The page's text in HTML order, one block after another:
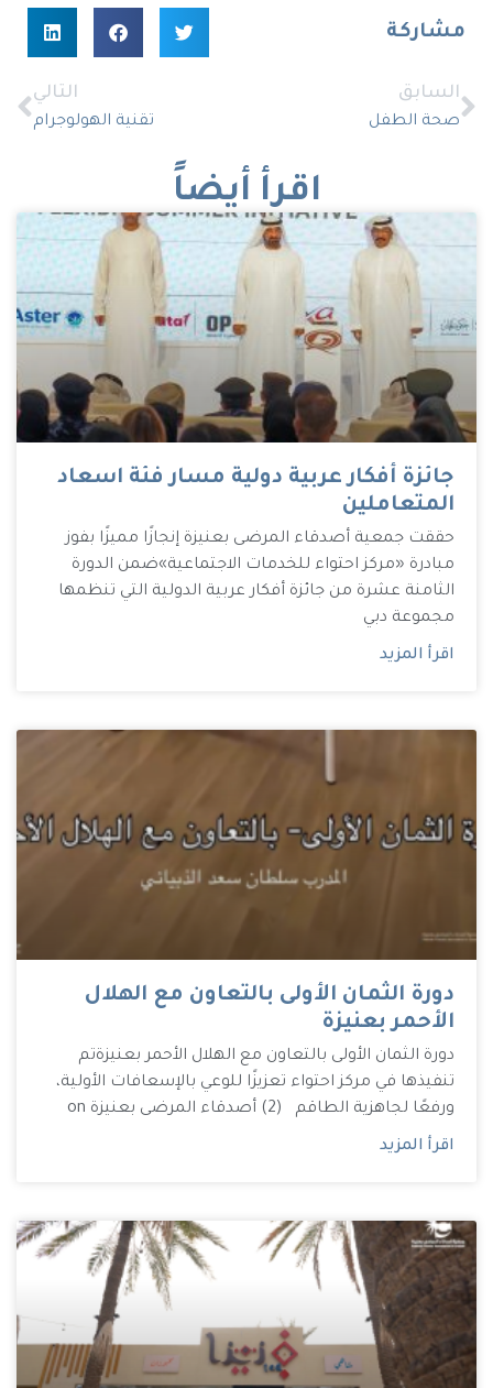
مشاركة
السابق
صحة الطفل
التالي
تقنية الهولوجرام
اقرأ أيضاً
جائزة أفكار عربية دولية مسار فئة اسعاد
المتعاملين
حققت جمعية أصدقاء المرضى بعنيزة إنجازًا مميزًا بفوز
مبادرة «مركز احتواء للخدمات الاجتماعية»ضمن الدورة
الثامنة عشرة من جائزة أفكار عربية الدولية التي تنظمها
مجموعة دبي
اقرأ المزيد
دورة الثمان الأولى بالتعاون مع الهلال
الأحمر بعنيزة
دورة الثمان الأولى بالتعاون مع الهلال الأحمر بعنيزة تم
تنفيذها في مركز احتواء تعزيزًا للوعي بالإسعافات الأولية،
ورفعًا لجاهزية الطاقم (2) أصدقاء المرضى بعنيزة on
اقرأ المزيد